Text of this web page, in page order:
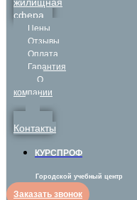
сфера
Цены
Отзывы
Оплата
Гарантия
О
компании
Контакты
КУРСПРОФ
Городской учебный центр
Заказать звонок